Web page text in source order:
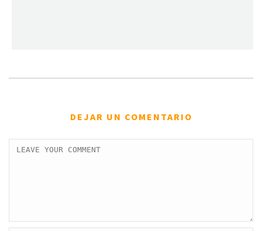
DEJAR UN COMENTARIO